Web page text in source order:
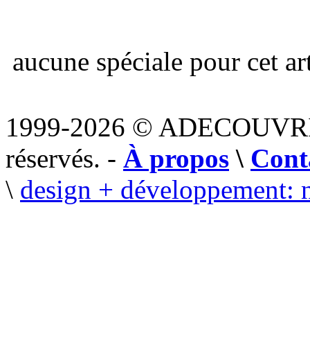
aucune spéciale pour cet
1999-2026 ©
réservés. - À propos \
\ design + développement: